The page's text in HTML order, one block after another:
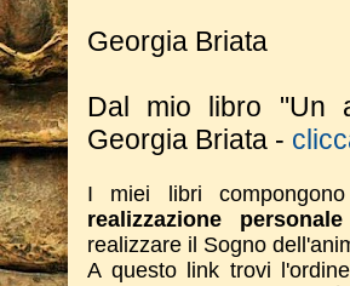
Georgia Briata
Dal mio libro "Un
Georgia Briata -
I miei libri
realizzazione
realizzare il Sogno
A questo link trovi